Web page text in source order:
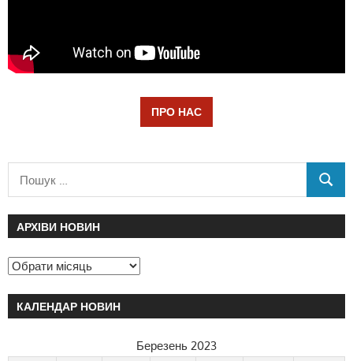
ПРО НАС
АРХІВИ НОВИН
КАЛЕНДАР НОВИН
Березень 2023